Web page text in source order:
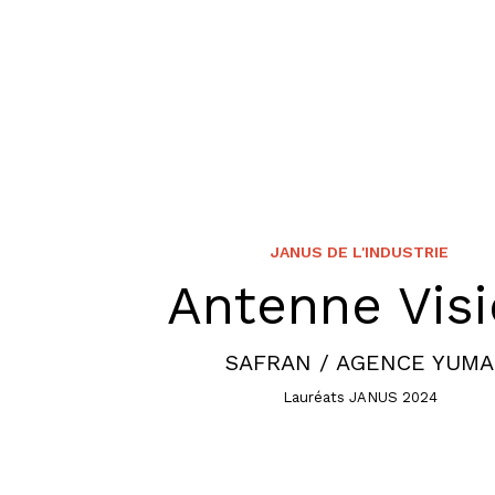
JANUS DE L'INDUSTRIE
Antenne
SAFRAN / AGENCE YUMA
Lauréats JANUS 2024